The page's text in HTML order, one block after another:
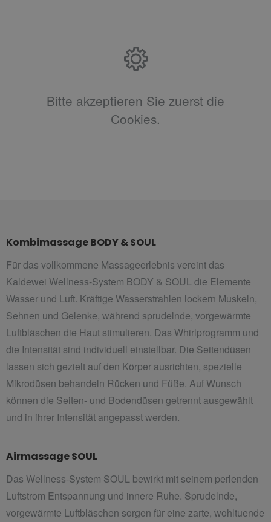
Bitte akzeptieren Sie zuerst die
Cookies.
Kombimassage BODY & SOUL
Für das vollkommene Massageerlebnis vereint das
Kaldewei Wellness-System BODY & SOUL die Elemente
Wasser und Luft. Kräftige Wasserstrahlen lockern Muskeln,
Sehnen und Gelenke, während sprudelnde, vorgewärmte
Luftbläschen die Haut stimulieren. Das Whirlprogramm und
die Intensität sind individuell einstellbar. Die Seitendüsen
lassen sich gezielt auf den Körper ausrichten, spezielle
Mikrodüsen behandeln Rücken und Füße. AufWunsch
können die Seiten- und Bodendüsen getrennt ausgewählt
und in ihrer Intensität angepasst werden.
Airmassage SOUL
Das Wellness-System SOUL bewirkt mit seinem perlenden
Luftstrom Entspannung und innere Ruhe. Sprudelnde,
vorgewärmte Luftbläschen sorgen für eine zarte, wohltuende